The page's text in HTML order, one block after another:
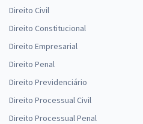
Direito Civil
Direito Constitucional
Direito Empresarial
Direito Penal
Direito Previdenciário
Direito Processual Civil
Direito Processual Penal